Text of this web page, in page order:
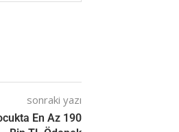
sonraki yazı
En Az 190